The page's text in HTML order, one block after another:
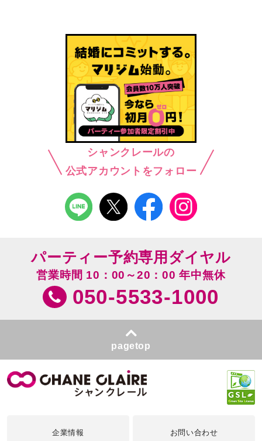
シャンクレールの
公式アカウントをフォロー
パーティー予約専用ダイヤル
営業時間 10：00～20：00 年中無休
050-5533-1000
pagetop
企業情報 お問い合わせ